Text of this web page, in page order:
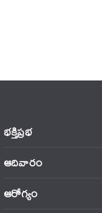
భక్తిప్రభ
ఆదివారం
ఆరోగ్యం